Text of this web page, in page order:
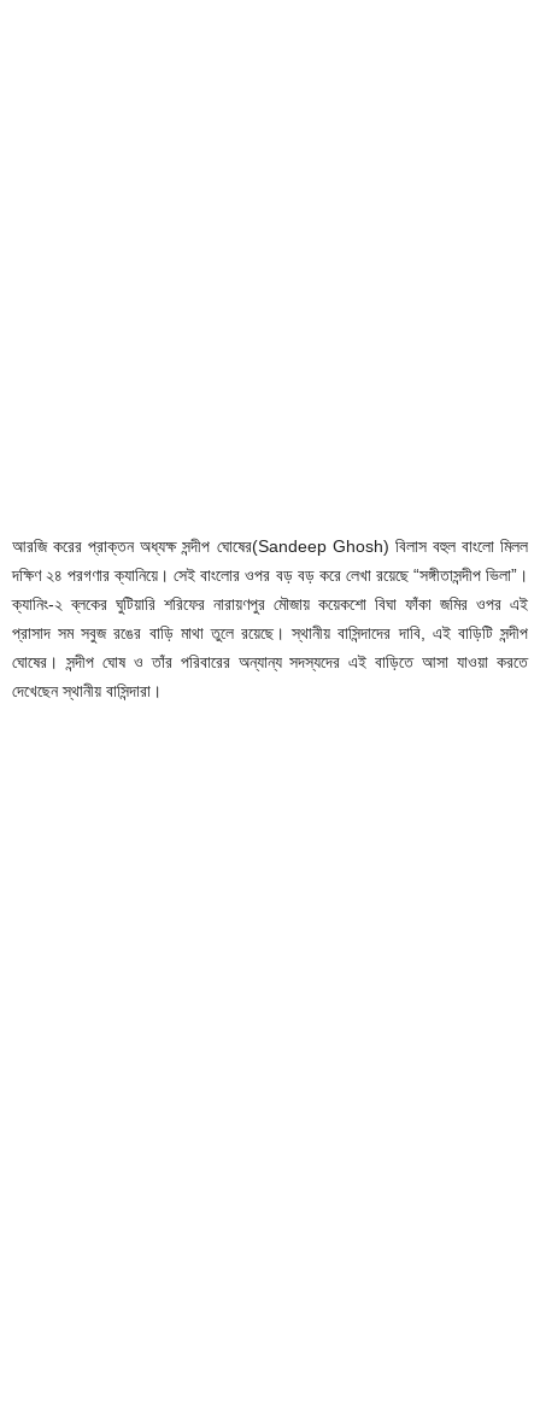
আরজি করের প্রাক্তন অধ্যক্ষ সন্দীপ ঘোষের(Sandeep Ghosh) বিলাস বহুল বাংলো মিলল
দক্ষিণ ২৪ পরগণার ক্যানিয়ে। সেই বাংলোর ওপর বড় বড় করে লেখা রয়েছে “সঙ্গীতাসন্দীপ ভিলা”।
ক্যানিং-২ ব্লকের ঘুটিয়ারি শরিফের নারায়ণপুর মৌজায় কয়েকশো বিঘা ফাঁকা জমির ওপর এই
প্রাসাদ সম সবুজ রঙের বাড়ি মাথা তুলে রয়েছে। স্থানীয় বাসিন্দাদের দাবি, এই বাড়িটি সন্দীপ
ঘোষের। সন্দীপ ঘোষ ও তাঁর পরিবারের অন্যান্য সদস্যদের এই বাড়িতে আসা যাওয়া করতে
দেখেছেন স্থানীয় বাসিন্দারা।